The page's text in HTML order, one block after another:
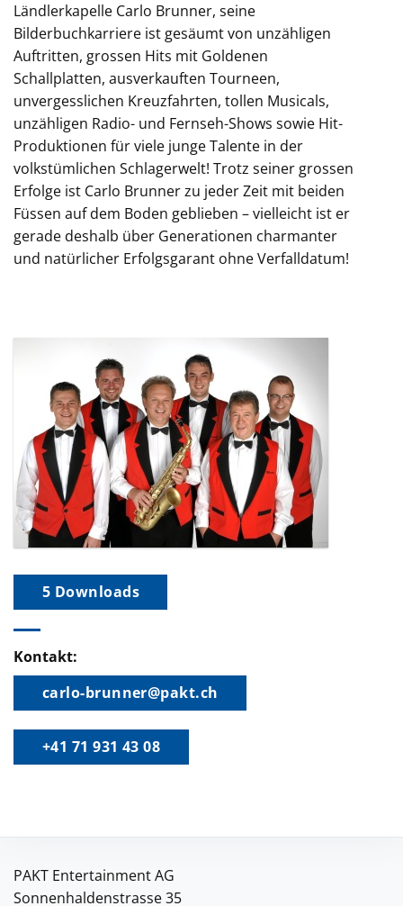
Ländlerkapelle Carlo Brunner, seine
Bilderbuchkarriere ist gesäumt von unzähligen
Auftritten, grossen Hits mit Goldenen
Schallplatten, ausverkauften Tourneen,
unvergesslichen Kreuzfahrten, tollen Musicals,
unzähligen Radio- und Fernseh-Shows sowie Hit-
Produktionen für viele junge Talente in der
volkstümlichen Schlagerwelt! Trotz seiner grossen
Erfolge ist Carlo Brunner zu jeder Zeit mit beiden
Füssen auf dem Boden geblieben – vielleicht ist er
gerade deshalb über Generationen charmanter
und natürlicher Erfolgsgarant ohne Verfalldatum!
5 Downloads
Kontakt:
carlo-brunner@pakt.ch
+41 71 931 43 08
PAKT Entertainment AG
Sonnenhaldenstrasse 35